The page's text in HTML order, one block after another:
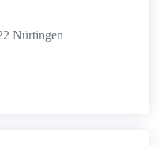
Nürtingen